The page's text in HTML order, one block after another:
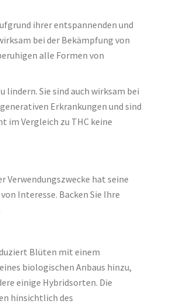
ihrer entspannenden und
bei der Bekämpfung von
alle Formen von
Sie sind auch wirksam bei
Erkrankungen und sind
im Vergleich zu THC keine
Verwendungszwecke hat seine
Interesse. Backen Sie Ihre
Blüten mit einem
biologischen Anbaus hinzu,
einige Hybridsorten. Die
hinsichtlich des